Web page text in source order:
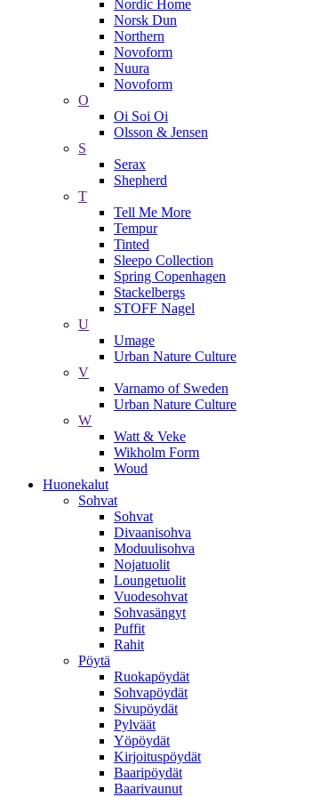
Nordic Home
Norsk Dun
Northern
Novoform
Nuura
Novoform
O
Oi Soi Oi
Olsson & Jensen
S
Serax
Shepherd
T
Tell Me More
Tempur
Tinted
Sleepo Collection
Spring Copenhagen
Stackelbergs
STOFF Nagel
U
Umage
Urban Nature Culture
V
Varnamo of Sweden
Urban Nature Culture
W
Watt & Veke
Wikholm Form
Woud
Huonekalut
Sohvat
Sohvat
Divaanisohva
Moduulisohva
Nojatuolit
Loungetuolit
Vuodesohvat
Sohvasängyt
Puffit
Rahit
Pöytä
Ruokapöydät
Sohvapöydät
Sivupöydät
Pylväät
Yöpöydät
Kirjoituspöydät
Baaripöydät
Baarivaunut